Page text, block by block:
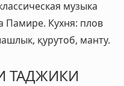
музыка
Памире. Кухня: плов
қурутоб, манту.
ТАДЖИКИ